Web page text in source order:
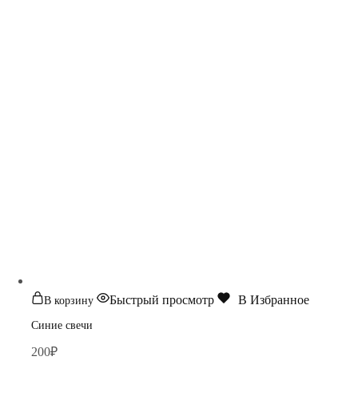
В корзину Быстрый просмотр В Избранное
Синие свечи
200₽